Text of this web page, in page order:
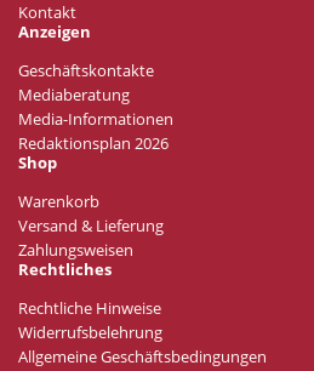
Kontakt
Anzeigen
Geschäftskontakte
Mediaberatung
Media-Informationen
Redaktionsplan 2026
Shop
Warenkorb
Versand & Lieferung
Zahlungsweisen
Rechtliches
Rechtliche Hinweise
Widerrufsbelehrung
Allgemeine Geschäftsbedingungen